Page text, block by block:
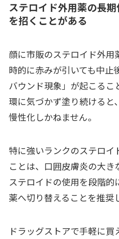
ステロイド外用薬の長
を招くことがある
顔に市販のステロイド外用
時的に赤みが引いても中止
バウンド現象」が起こるこ
環に気づかず塗り続けると
慢性化しかねません。
特に強いランクのステロイ
ことは、口囲皮膚炎の大き
ステロイドの使用を段階
薬へ切り替えることを推奨
ドラッグストアで手軽に